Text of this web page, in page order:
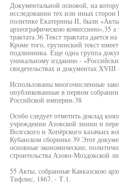
Документальной основой, на
исследовании тех или иных сторон
политике Екатерины II, были
археографическою комиссиею»,35 а
трактата.36 Текст трактата дается
Кроме того, грузинский текст
подлинника. Еще одна группа
уникальному изданию -
свидетельствах и документах
Использованы многочисленные
опубликованные в первом
Российской империи.38
Особо следует отметить доклад
учреждении Азовской линии и
Волгского и Хопёрского казачьих
Кубанском сборнике.39 Этот
основные экономические,
строительства Азово-Моздокской
55 Акты, собранные Кавказскою
Тифлис, 1867. - Т.1.